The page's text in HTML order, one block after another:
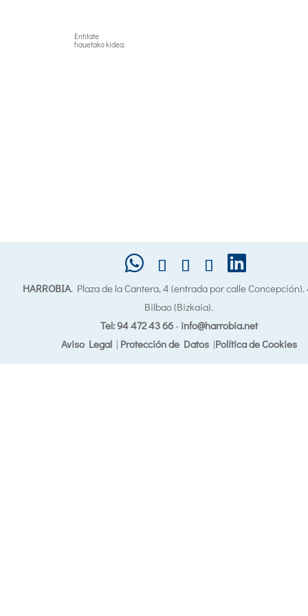
Entitate
hauetako kidea:
HARROBIA. Plaza de la Cantera, 4 (entrada por calle
Bilbao (Bizkaia).
Tel: 94 472 43 66- info@harrobia.net
Aviso Legal| Protección de Datos|Política de Cookies